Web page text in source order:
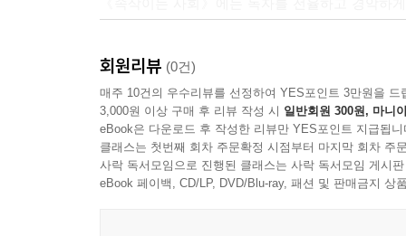
라고 독려했다. 소비에트 정부에 반대하는 뉘앙스
같이 회고한다.
그것은 내가 일찍이 경험한 체포, 투옥, 유형과는
보존했지만, 공동 아파트에서는 내적 자유와 개
기에 억압을 느꼈고 나 자신을 통제해야 한다고
《속삭이는 사회》는 사회의 기본 단위인 가족
소비에트 체제의 작동 과정을 입체적으로 그려
파이지스는 1980년대 중반 러시아에서 공부하
2002년부터 모스크바, 상트페테르부르크, 페름,
마침내 이 역작이 탄생했다.
Economist
아주 특별한 책이다. …… 저자 덕택에 이 생존자들
Joshua Rubenstein(The New York Times)
여기 큰 사건의 조망을 넘어선 역사책이 있다.
회원리뷰 (0건)
매주 10건의 우수리뷰를 선정하여 YES포인트 3만원을 드
3,000원 이상 구매 후 리뷰 작성 시 일반회원 300원, 마니
eBook은 다운로드 후 작성한 리뷰만 YES포인트 지급됩니
클래스는 첫번째 회차 주문확정 시점부터 마지막 회차 주
사락 독서모임으로 진행된 클래스는 사락 독서모임 게시
eBook 페이백, CD/LP, DVD/Blu-ray, 패션 및 판매금지 상